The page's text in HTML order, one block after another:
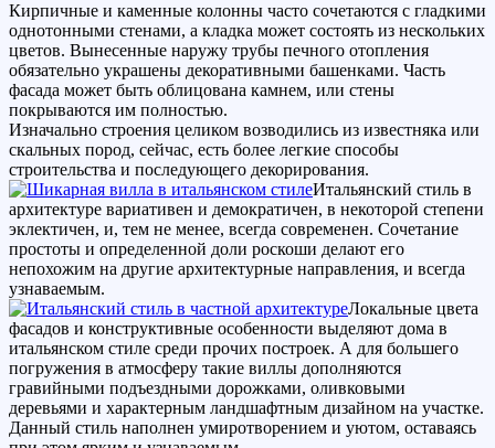
Кирпичные и каменные колонны часто сочетаются с гладкими
однотонными стенами, а кладка может состоять из нескольких
цветов. Вынесенные наружу трубы печного отопления
обязательно украшены декоративными башенками. Часть
фасада может быть облицована камнем, или стены
покрываются им полностью.
Изначально строения целиком возводились из известняка или
скальных пород, сейчас, есть более легкие способы
строительства и последующего декорирования.
Итальянский стиль в
архитектуре вариативен и демократичен, в некоторой степени
эклектичен, и, тем не менее, всегда современен. Сочетание
простоты и определенной доли роскоши делают его
непохожим на другие архитектурные направления, и всегда
узнаваемым.
Локальные цвета
фасадов и конструктивные особенности выделяют дома в
итальянском стиле среди прочих построек. А для большего
погружения в атмосферу такие виллы дополняются
гравийными подъездными дорожками, оливковыми
деревьями и характерным ландшафтным дизайном на участке.
Данный стиль наполнен умиротворением и уютом, оставаясь